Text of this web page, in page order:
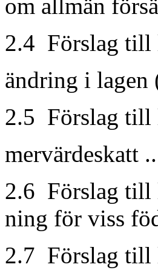
om allmän
2.4 Förslag till
ändring i lagen
2.5 Förslag till
mervärdeskatt
2.6 Förslag till
ning för viss
2.7 Förslag till